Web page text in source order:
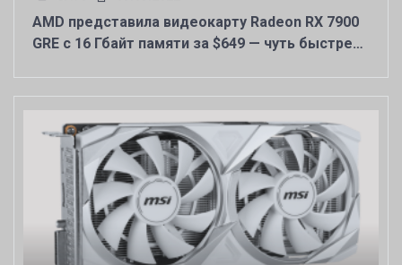
AMD представила видеокарту Radeon RX 7900
GRE c 16 Гбайт памяти за $649 — чуть быстрее